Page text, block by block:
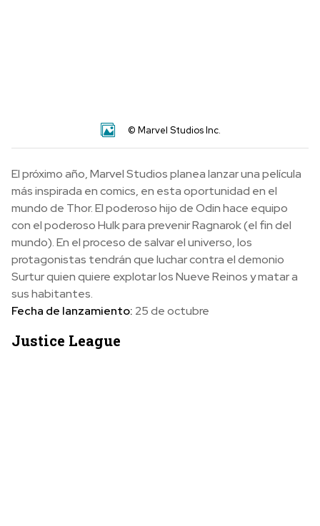
© Marvel Studios Inc.
El próximo año, Marvel Studios planea lanzar una película
más inspirada en comics, en esta oportunidad en el
mundo de Thor. El poderoso hijo de Odin hace equipo
con el poderoso Hulk para prevenir Ragnarok (el fin del
mundo). En el proceso de salvar el universo, los
protagonistas tendrán que luchar contra el demonio
Surtur quien quiere explotar los Nueve Reinos y matar a
sus habitantes.
Fecha de lanzamiento: 25 de octubre
Justice League